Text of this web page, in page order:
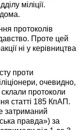
міліції.
протоколів
Проте цей
ні у керівництва
проти
очевидно,
протоколи
статті 185 КпАП.
затриманий
правда») за